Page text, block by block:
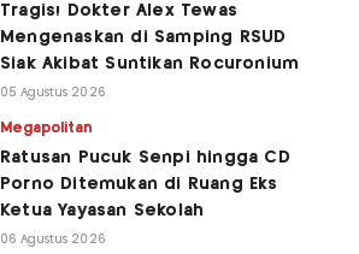
Tragis! Dokter Alex Tewas
Mengenaskan di Samping RSUD
Siak Akibat Suntikan Rocuronium
05 Agustus 2026
Megapolitan
Ratusan Pucuk Senpi hingga CD
Porno Ditemukan di Ruang Eks
Ketua Yayasan Sekolah
06 Agustus 2026